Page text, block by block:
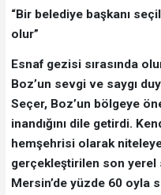
“Bir belediye başkanı
olur”
Esnaf gezisi sırasında
Boz’un sevgi ve saygı
Seçer, Boz’un bölgeye
inandığını dile getirdi.
hemşehrisi olarak
gerçekleştirilen son yerel
Mersin’de yüzde 60 oyla